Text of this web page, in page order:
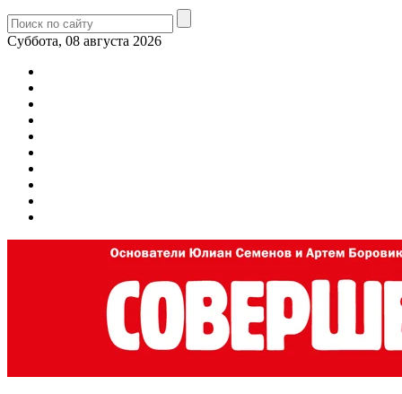
Суббота, 08 августа 2026